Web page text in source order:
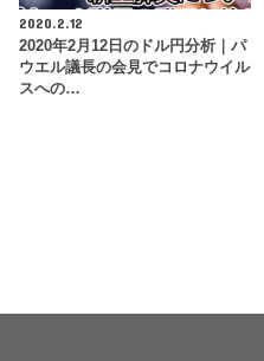
2020.2.12
2020年2月12日のドル円分析｜パ
ウエル議長の会見でコロナウイル
スへの…